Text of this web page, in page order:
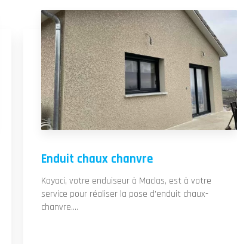
Enduit chaux chanvre
Kayaci, votre enduiseur à Maclas, est à votre
service pour réaliser la pose d’enduit chaux-
chanvre....